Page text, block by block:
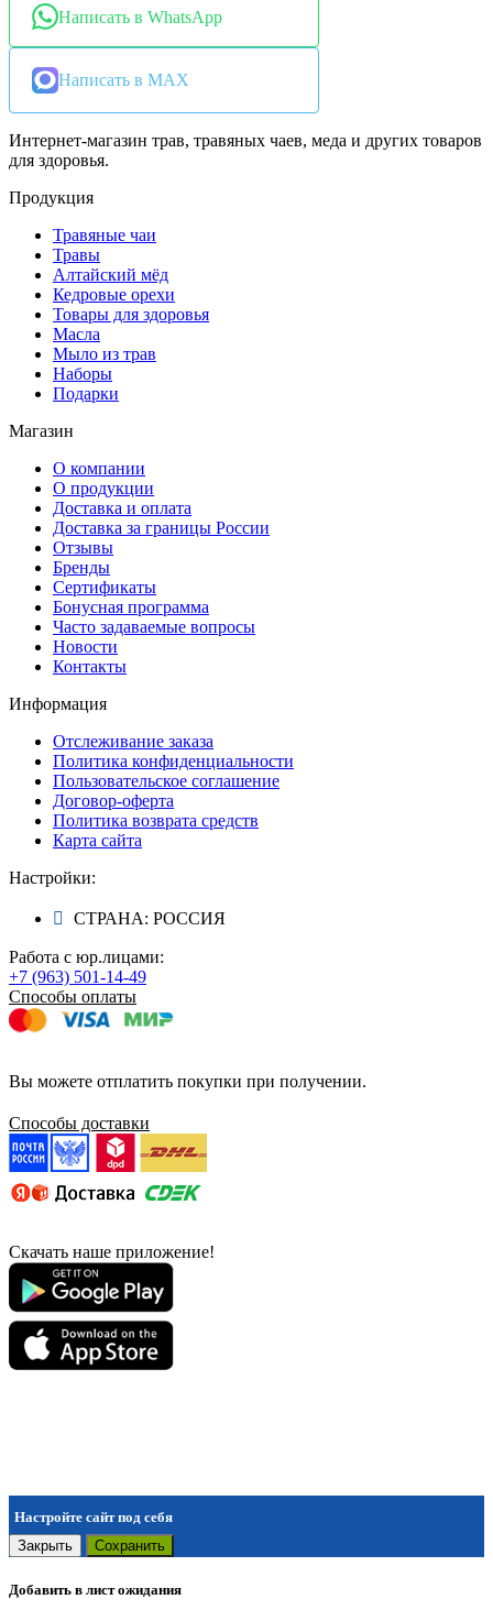
Написать в WhatsApp
Написать в MAX
Интернет-магазин трав, травяных чаев, меда и других товаров
для здоровья.
Продукция
Травяные чаи
Травы
Алтайский мёд
Кедровые орехи
Товары для здоровья
Масла
Мыло из трав
Наборы
Подарки
Магазин
О компании
О продукции
Доставка и оплата
Доставка за границы России
Отзывы
Бренды
Сертификаты
Бонусная программа
Часто задаваемые вопросы
Новости
Контакты
Информация
Отслеживание заказа
Политика конфиденциальности
Пользовательское соглашение
Договор-оферта
Политика возврата средств
Карта сайта
Настройки:
СТРАНА: РОССИЯ
Работа с юр.лицами:
+7 (963) 501-14-49
Способы оплаты
Вы можете отплатить покупки при получении.
Способы доставки
Скачать наше приложение!
Настройте сайт под себя
Закрыть
Сохранить
Добавить в лист ожидания